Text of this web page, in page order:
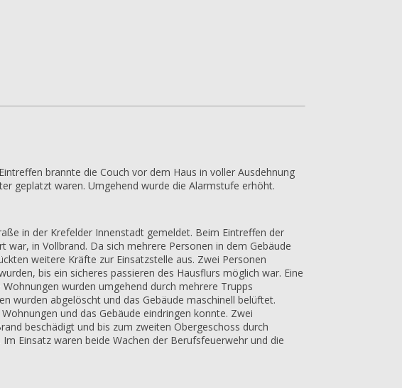
brannte die Couch vor dem Haus in voller Ausdehnung
geplatzt waren. Umgehend wurde die Alarmstufe erhöht.
in der Krefelder Innenstadt gemeldet. Beim Eintreffen der
in Vollbrand. Da sich mehrere Personen in dem Gebäude
weitere Kräfte zur Einsatzstelle aus. Zwei Personen
bis ein sicheres passieren des Hausflurs möglich war. Eine
wurden umgehend durch mehrere Trupps
wurden abgelöscht und das Gebäude maschinell belüftet.
und das Gebäude eindringen konnte. Zwei
beschädigt und bis zum zweiten Obergeschoss durch
Einsatz waren beide Wachen der Berufsfeuerwehr und die